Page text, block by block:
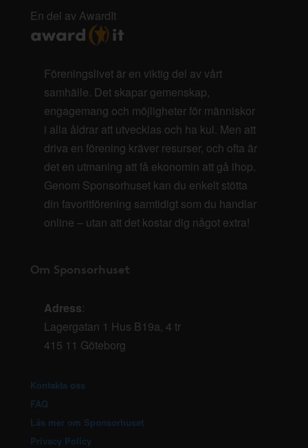
En del av AwardIt
Föreningslivet är en viktig del av vårt
samhälle. Det skapar gemenskap,
engagemang och möjligheter för människor
i alla åldrar att utvecklas och ha kul. Men att
driva en förening kräver resurser, och ofta är
det en utmaning att få ekonomin att gå ihop.
Genom Sponsorhuset kan du enkelt stötta
din favoritförening samtidigt som du handlar
online – utan att det kostar dig något extra!
Om Sponsorhuset
Adress:
Lagergatan 1 Hus B19a, 4 tr
415 11 Göteborg
Kontakta oss
FAQ
Läs mer om Sponsorhuset
Privacy Policy